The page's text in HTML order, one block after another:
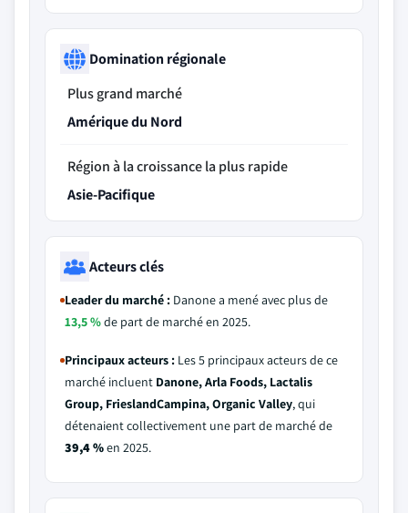
Domination régionale
Plus grand marché
Amérique du Nord
Région à la croissance la plus rapide
Asie-Pacifique
Acteurs clés
Leader du marché : Danone a mené avec plus de
13,5 %de part de marché en 2025.
Principaux acteurs : Les 5 principaux acteurs de ce
marché incluent Danone, Arla Foods, Lactalis
Group, FrieslandCampina, Organic Valley, qui
détenaient collectivement une part de marché de
39,4 %en 2025.